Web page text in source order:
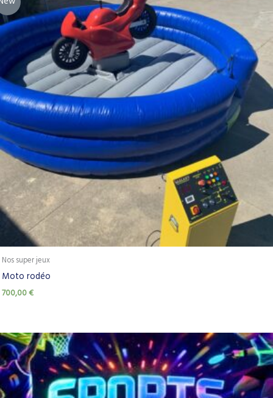
Nos super jeux
Moto rodéo
700,00€